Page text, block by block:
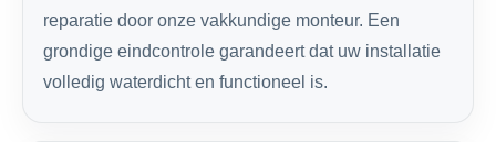
reparatie door onze vakkundige monteur. Een
grondige eindcontrole garandeert dat uw installatie
volledig waterdicht en functioneel is.